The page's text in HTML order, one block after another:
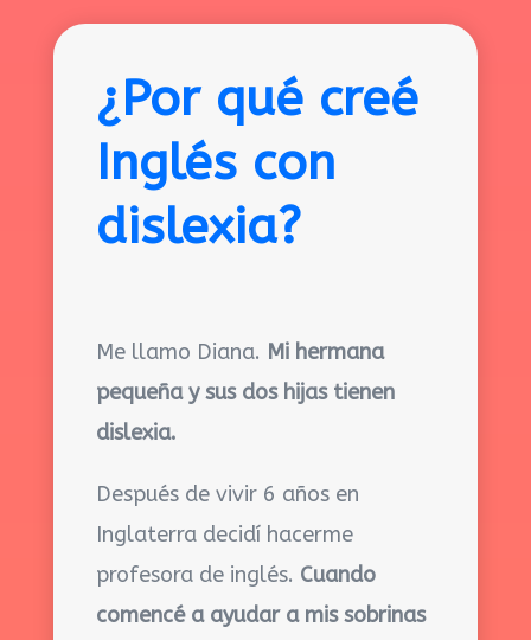
¿Por qué creé
Inglés con
dislexia?
Me llamo Diana. Mi hermana
pequeña y sus dos hijas tienen
dislexia.
Después de vivir 6 años en
Inglaterra decidí hacerme
profesora de inglés. Cuando
comencé a ayudar a mis sobrinas